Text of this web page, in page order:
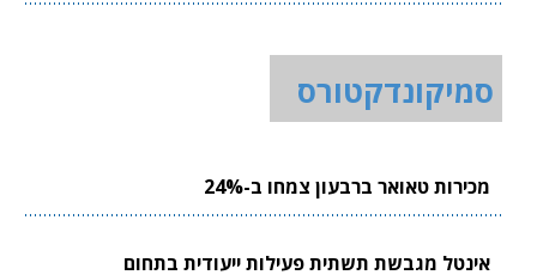
סמיקונדקטורס
מכירות טאואר ברבעון צמחו ב-24%
אינטל מגבשת תשתית פעילות ייעודית בתחום